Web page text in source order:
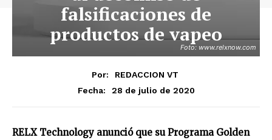
Foto: www.relxnow.com
falsificaciones de
productos de vapeo
Por:
REDACCION VT
Fecha:
28 de julio de 2020
RELX Technology anunció que su Programa Golden